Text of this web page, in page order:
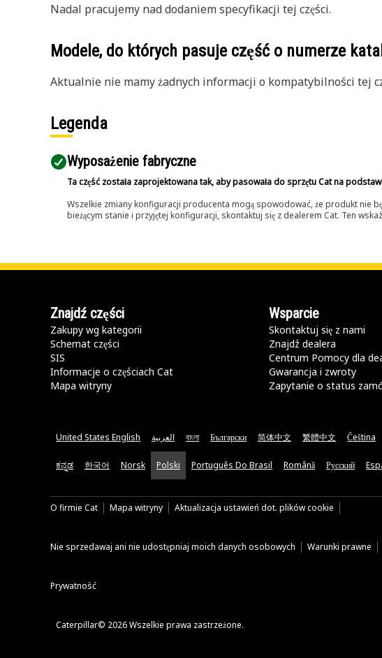
Nadal pracujemy nad dodaniem specyfikacji tej części.
Modele, do których pasuje część o numerze
Aktualnie nie mamy żadnych informacji o kompatybilności tej
Legenda
Wyposażenie fabryczne
Ta część została zaprojektowana tak, aby pasowała do sprzętu Cat na
Wszelkie zmiany konfiguracji producenta mogą spowodować, że produkt nie
bieżącym stanie i przyjętej konfiguracji, skontaktuj się z dealerem Cat. Ten
Znajdź części
Zakupy wg kategorii
Schemat części
SIS
Informacje o częściach Cat
Mapa witryny
Wsparcie
Skontaktuj się z nami
Znajdź dealera
Centrum Pomocy dla
Gwarancja i zwroty
Zapytanie o status
United States English العربية বাংলা Български 简体中文 繁體中文 Čeština
ಕನ್ನಡ 한국어 Norsk Polski Português Do Brasil Română Русский
O firmie Cat Mapa witryny Aktualizacja ustawień dot. plików cookie
Nie sprzedawaj ani nie udostępniaj moich danych osobowych Warunki prawne
Prywatność
Caterpillar© 2026 Wszelkie prawa zastrzeżone.